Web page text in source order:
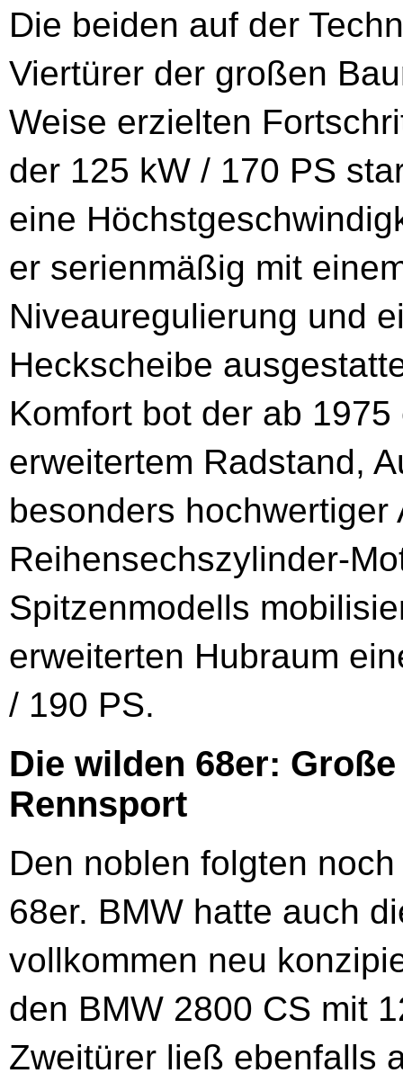
Die beiden auf der
Viertürer der großen
Weise erzielten
der 125 kW / 170 PS
eine
er serienmäßig mit
Niveauregulierung und
Heckscheibe
Komfort bot der ab
erweitertem Radstand,
besonders hochwertiger
Reihensechszylinder-
Spitzenmodells
erweiterten Hubraum
/ 190 PS.
Die wilden 68er:
Rennsport
Den noblen folgten
68er. BMW hatte auch
vollkommen neu
den BMW 2800 CS mit
Zweitürer ließ ebenfalls